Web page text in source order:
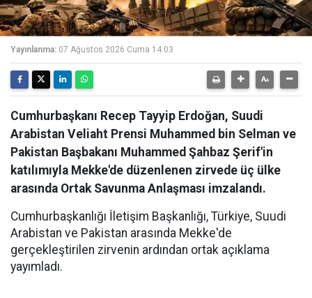
Yayınlanma: 07 Ağustos 2026 Cuma 14:03
Cumhurbaşkanı Recep Tayyip Erdoğan, Suudi
Arabistan Veliaht Prensi Muhammed bin Selman ve
Pakistan Başbakanı Muhammed Şahbaz Şerif'in
katılımıyla Mekke'de düzenlenen zirvede üç ülke
arasında Ortak Savunma Anlaşması imzalandı.
Cumhurbaşkanlığı İletişim Başkanlığı, Türkiye, Suudi
Arabistan ve Pakistan arasında Mekke'de
gerçekleştirilen zirvenin ardından ortak açıklama
yayımladı.